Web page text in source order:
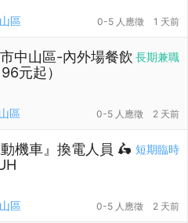
區 0-5 人應徵 1 天前
長期兼職
中山區-內外場餐飲
元起）
區 0-5 人應徵 2 天前
短期臨時
機車』換電人員 🛵
區 0-5 人應徵 2 天前